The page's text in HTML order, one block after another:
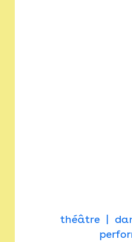
théâtre